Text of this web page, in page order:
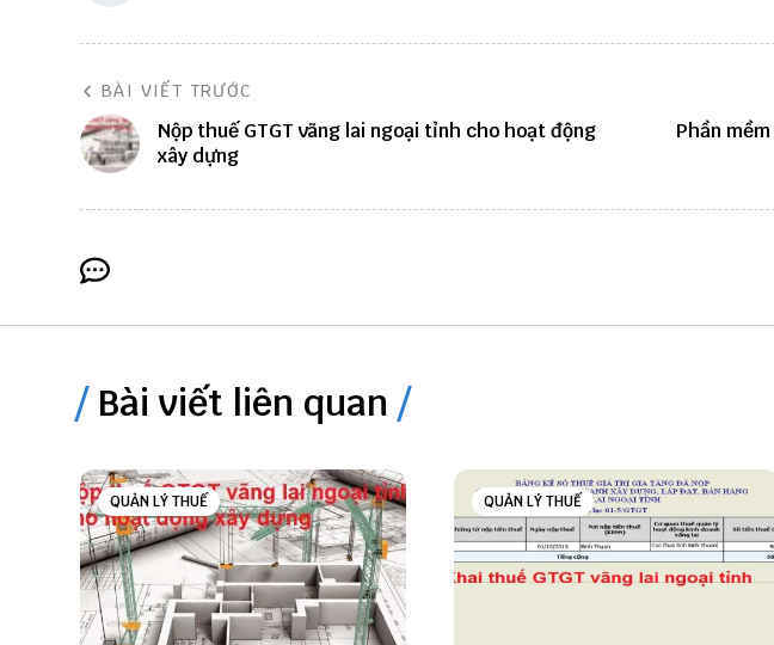
BÀI VIẾT TRƯỚC
Nộp thuế GTGT vãng lai ngoại tỉnh cho hoạt động
xây dựng
Phần
Bài viết liên quan
QUẢN LÝ THUẾ QUẢN LÝ THUẾ